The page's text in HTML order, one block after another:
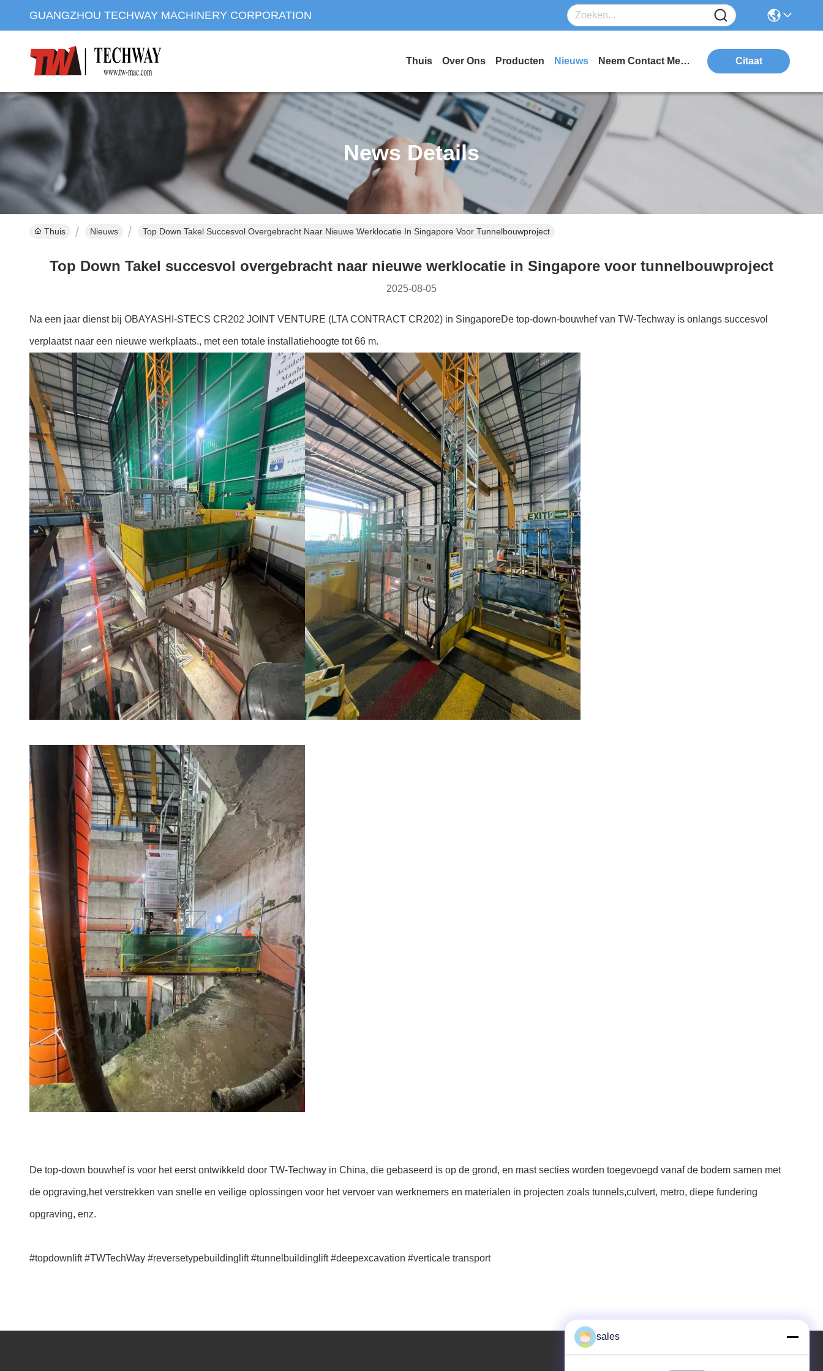
GUANGZHOU TECHWAY MACHINERY CORPORATION
Thuis Over Ons Producten Nieuws Neem Contact Met Ons Op Citaat
News Details
Thuis Nieuws Top Down Takel Succesvol Overgebracht Naar Nieuwe Werklocatie In Singapore Voor Tunnelbouwproject
Top Down Takel succesvol overgebracht naar nieuwe werklocatie in Singapore voor tunnelbouwproject
2025-08-05
Na een jaar dienst bij OBAYASHI-STECS CR202 JOINT VENTURE (LTA CONTRACT CR202) in SingaporeDe top-down-bouwhef van TW-Techway is onlangs succesvol
verplaatst naar een nieuwe werkplaats., met een totale installatiehoogte tot 66 m.
De top-down bouwhef is voor het eerst ontwikkeld door TW-Techway in China, die gebaseerd is op de grond, en mast secties worden toegevoegd vanaf de bodem samen met
de opgraving,het verstrekken van snelle en veilige oplossingen voor het vervoer van werknemers en materialen in projecten zoals tunnels,culvert, metro, diepe fundering
opgraving, enz.
#topdownlift #TWTechWay #reversetypebuildinglift #tunnelbuildinglift #deepexcavation #verticale transport
sales